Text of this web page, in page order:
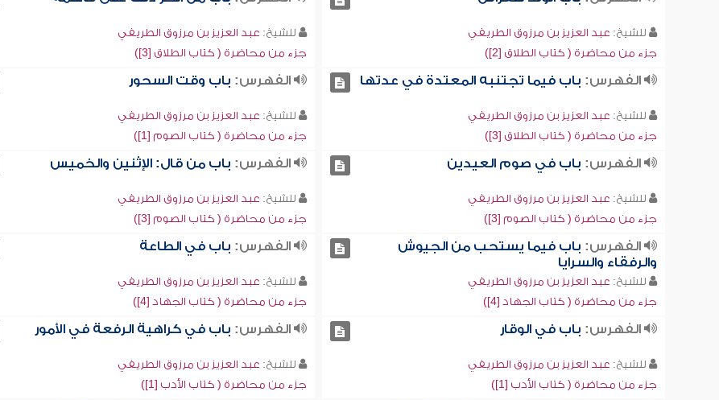
للشيخ: عبد العزيز بن مرزوق الطريفي
جزء من محاضرة ( كتاب الطلاق [2])
للشيخ: عبد العزيز بن مرزوق الطريفي
جزء من محاضرة ( كتاب الطلاق [3])
الفهرس: باب فيما تجتنبه المعتدة في عدتها
للشيخ: عبد العزيز بن مرزوق الطريفي
جزء من محاضرة ( كتاب الطلاق [3])
الفهرس: باب وقت السحور
للشيخ: عبد العزيز بن مرزوق الطريفي
جزء من محاضرة ( كتاب الصوم [1])
الفهرس: باب في صوم العيدين
للشيخ: عبد العزيز بن مرزوق الطريفي
جزء من محاضرة ( كتاب الصوم [3])
الفهرس: باب من قال: الإثنين والخميس
للشيخ: عبد العزيز بن مرزوق الطريفي
جزء من محاضرة ( كتاب الصوم [3])
الفهرس: باب فيما يستحب من الجيوش
والرفقاء والسرايا
للشيخ: عبد العزيز بن مرزوق الطريفي
جزء من محاضرة ( كتاب الجهاد [4])
الفهرس: باب في الطاعة
للشيخ: عبد العزيز بن مرزوق الطريفي
جزء من محاضرة ( كتاب الجهاد [4])
الفهرس: باب في الوقار
للشيخ: عبد العزيز بن مرزوق الطريفي
جزء من محاضرة ( كتاب الأدب [1])
الفهرس: باب في كراهية الرفعة في الأمور
للشيخ: عبد العزيز بن مرزوق الطريفي
جزء من محاضرة ( كتاب الأدب [1])